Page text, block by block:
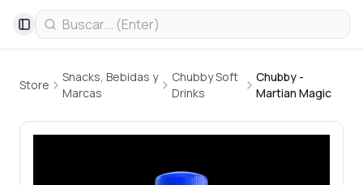
Toggle Sidebar
Store
Snacks, Bebidas y
Marcas
Chubby Soft
Drinks
Chubby -
Martian Magic